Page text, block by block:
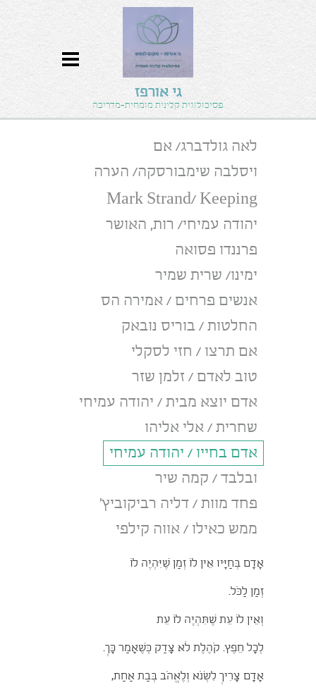
גי אורפז
פסיכולוגית קלינית מומחית-מדריכה
לאה גולדברג/ אם
ויסלבה שימבורסקה/ הערה
Mark Strand/ Keeping
יהודה עמיחי/ רות, האושר
פרננדו פסואה
ימינו/ שרית שמיר
אנשים פרחים / אמירה הס
החלטות / בוריס נובאק
אם תרצו / חזי לסקלי
טוב לאדם / זלמן שזר
אדם יוצא מבית / יהודה עמיחי
שחרית / אלי אליהו
אדם בחייו / יהודה עמיחי
ובלבד / קמה שיר
פחד מוות / דליה רביקוביץ'
ממש כאילו / אווה קילפי
אָדָם בְּחַיָּיו אֵין לוֹ זְמַן שֶׁיִּהְיֶה לוֹ
זְמַן לַכֹּל.
וְאֵין לוֹ עֵת שֶׁתִּהְיֶה לוֹ עֵת
לְכָל חֵפֶץ. קֹהֶלֶת לֹא צָדַק כְּשֶׁאָמַר כָּךְ.
אָדָם צָרִיךְ לִשְׂנֹא וְלֶאֱהֹב בְּבַת אַחַת,